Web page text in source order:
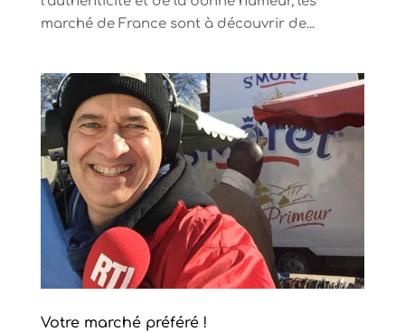
marché de France sont à découvrir de...
Votre marché préféré !